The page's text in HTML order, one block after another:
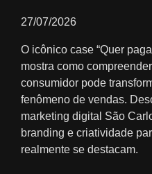
27/07/2026
O icônico case “Quer
mostra como
consumidor pode
fenômeno de vendas.
marketing digital São
branding e criatividade
realmente se destacam.